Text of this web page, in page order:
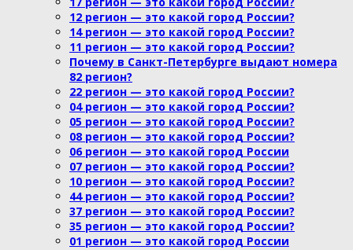
12 регион — это какой город России?
14 регион — это какой город России?
11 регион — это какой город России?
Почему в Санкт-Петербурге выдают номера
82 регион?
22 регион — это какой город России?
04 регион — это какой город России?
05 регион — это какой город России?
08 регион — это какой город России?
06 регион — это какой город России
07 регион — это какой город России?
10 регион — это какой город России?
44 регион — это какой город России?
37 регион — это какой город России?
35 регион — это какой город России?
01 регион — это какой город России